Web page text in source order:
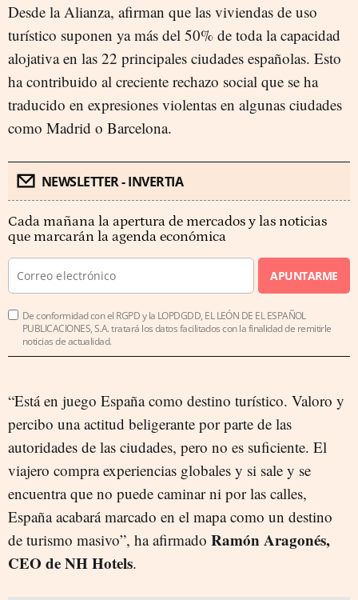
Desde la Alianza, afirman que las viviendas de uso
turístico suponen ya más del 50% de toda la capacidad
alojativa en las 22 principales ciudades españolas. Esto
ha contribuido al creciente rechazo social que se ha
traducido en expresiones violentas en algunas ciudades
como Madrid o Barcelona.
NEWSLETTER - INVERTIA
Cada mañana la apertura de mercados y las noticias
que marcarán la agenda económica
APUNTARME
De conformidad con el RGPD y la LOPDGDD, EL LEÓN DE EL ESPAÑOL
PUBLICACIONES, S.A. tratará los datos facilitados con la finalidad de remitirle
noticias de actualidad.
“Está en juego España como destino turístico. Valoro y
percibo una actitud beligerante por parte de las
autoridades de las ciudades, pero no es suficiente. El
viajero compra experiencias globales y si sale y se
encuentra que no puede caminar ni por las calles,
España acabará marcado en el mapa como un destino
de turismo masivo”, ha afirmado Ramón Aragonés,
CEO de NH Hotels.